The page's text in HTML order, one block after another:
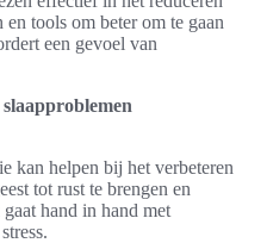
tools om beter om te gaan
een gevoel van
kan helpen bij het verbeteren
tot rust te brengen en
hand in hand met